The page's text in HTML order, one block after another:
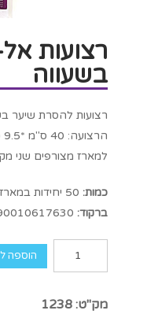
רצועות
בשעווה
רצועות להסרת שיער
הרצועה: 40 ס"מ *9.5 ס"מ
למארז מצורפים שני
כמות: 50 יחידות במארז
ברקוד:
הוספה
מק"ט: 1238